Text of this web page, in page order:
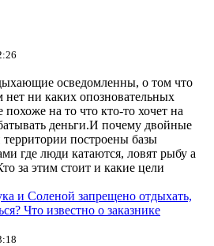
осведомленны, о том что
нет ни каких опозновательных
на то что кто-то хочет на
деньги.И почему двойные
территории построены базы
где люди катаются, ловят рыбу а
за этим стоит и какие цели
и Соленой запрещено отдыхать,
Что известно о заказнике